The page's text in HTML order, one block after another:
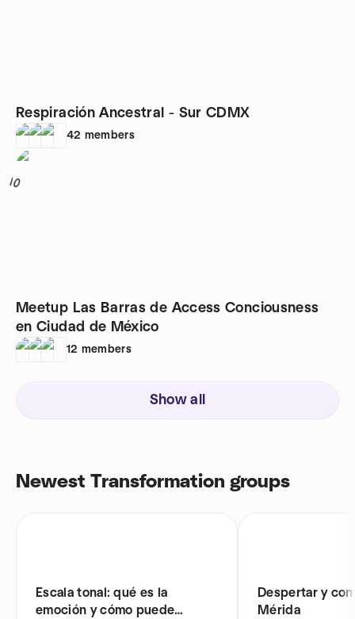
Respiración Ancestral - Sur CDMX
42 members
10
Meetup Las Barras de Access Conciousness
en Ciudad de México
12 members
Show all
Newest Transformation groups
Escala tonal: qué es la
emoción y cómo puede
Despertar y
Mérida